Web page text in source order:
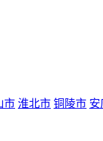
市 淮北市 铜陵市 安